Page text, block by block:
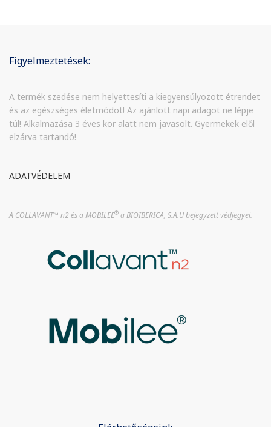
Figyelmeztetések:
A termék szedése nem helyettesíti a kiegyensúlyozott étrendet
és az egészséges életmódot! Az ajánlott napi adagot ne lépje
túl! Alkalmazása 3 éves kor alatt nem javasolt. Gyermekek elől
elzárva tartandó!
ADATVÉDELEM
A COLLAVANT™ n2 és a MOBILEE® a BIOIBERICA, S.A.U bejegyzett védjegyei.